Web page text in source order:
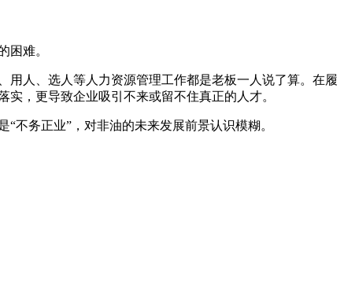
困难。
人、选人等人力资源管理工作都是老板一人说了算。在履
，更导致企业吸引不来或留不住真正的人才。
不务正业”，对非油的未来发展前景认识模糊。